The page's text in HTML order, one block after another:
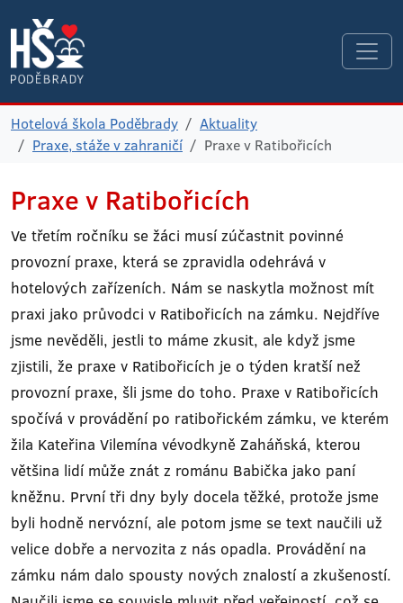
Hotelová škola Poděbrady
Aktuality
Praxe, stáže v zahraničí
Praxe v Ratibořicích
Praxe v Ratibořicích
Ve třetím ročníku se žáci musí zúčastnit povinné
provozní praxe, která se zpravidla odehrává v
hotelových zařízeních. Nám se naskytla možnost mít
praxi jako průvodci v Ratibořicích na zámku. Nejdříve
jsme nevěděli, jestli to máme zkusit, ale když jsme
zjistili, že praxe v Ratibořicích je o týden kratší než
provozní praxe, šli jsme do toho. Praxe v Ratibořicích
spočívá v provádění po ratibořickém zámku, ve kterém
žila Kateřina Vilemína vévodkyně Zaháňská, kterou
většina lidí může znát z románu Babička jako paní
kněžnu. První tři dny byly docela těžké, protože jsme
byli hodně nervózní, ale potom jsme se text naučili už
velice dobře a nervozita z nás opadla. Provádění na
zámku nám dalo spousty nových znalostí a zkušeností.